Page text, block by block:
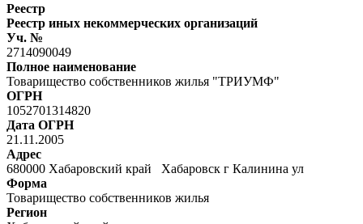
Реестр
Реестр иных некоммерческих организаций
Уч. №
2714090049
Полное наименование
Товарищество собственников жилья "ТРИУМФ"
ОГРН
1052701314820
Дата ОГРН
21.11.2005
Адрес
680000 Хабаровский край Хабаровск г Калинина ул
Форма
Товарищество собственников жилья
Регион